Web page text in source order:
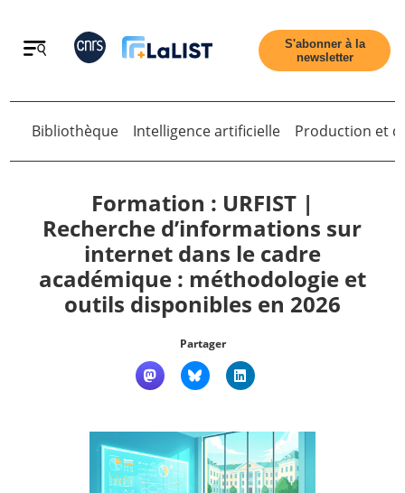
Retour
Tous les articles
Qui sommes nous ?
S'abonner à la
newsletter
Retour
Bibliothèque Intelligence artificielle Production et
Formation : URFIST |
Recherche d’informations sur
internet dans le cadre
académique : méthodologie et
outils disponibles en 2026
Partager